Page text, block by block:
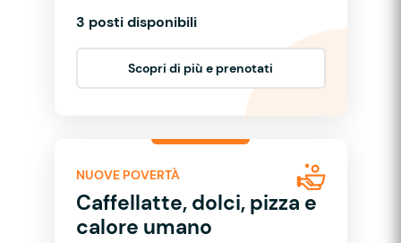
3 posti disponibili
Scopri di più e prenotati
NUOVE POVERTÀ
Caffellatte, dolci, pizza e
calore umano